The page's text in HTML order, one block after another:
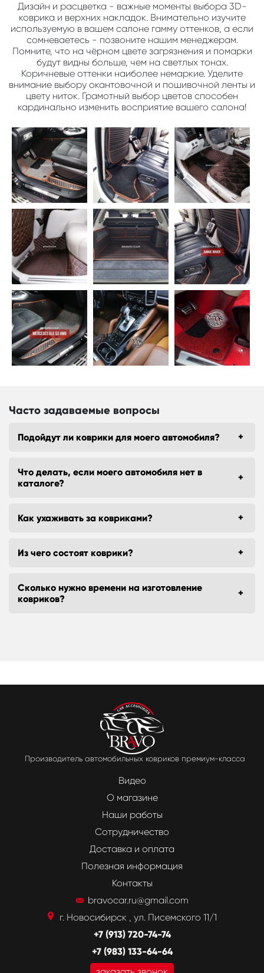
Дизайн и расцветка - важные моменты выбора 3D-
коврика и верхних накладок. Внимательно изучите
используемую в вашем салоне гамму оттенков, а если
сомневаетесь - позвоните нашим менеджерам.
Помните, что на чёрном цвете загрязнения и помарки
будут видны больше, чем на светлых тонах.
Коричневые оттенки наиболее немаркие. Уделите
внимание выбору окантовочной и пошивочной ленты и
цвету ниток. Грамотный выбор цветов способен
кардинально изменить восприятие вашего салона!
Часто задаваемые вопросы
Подойдут ли коврики для моего автомобиля?
Что делать, если моего автомобиля нет в
каталоге?
Как ухаживать за ковриками?
Из чего состоят коврики?
Сколько нужно времени на изготовление
ковриков?
Производитель автомобильных ковриков премиум-класса
Видео
О магазине
Наши работы
Сотрудничество
Доставка и оплата
Полезная информация
Контакты
bravocar.ru@gmail.com
г. Новосибирск , ул. Писемского 11/1
+7 (913) 720-74-74
+7 (983) 133-64-64